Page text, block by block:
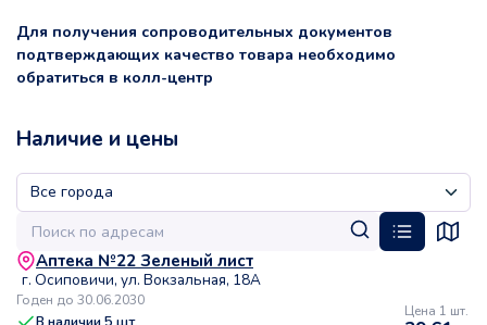
Для получения сопроводительных документов
подтверждающих качество товара необходимо
обратиться в колл-центр
Наличие и цены
Аптека №22 Зеленый лист
г. Осиповичи, ул. Вокзальная, 18А
Годен до 30.06.2030
Цена 1 шт.